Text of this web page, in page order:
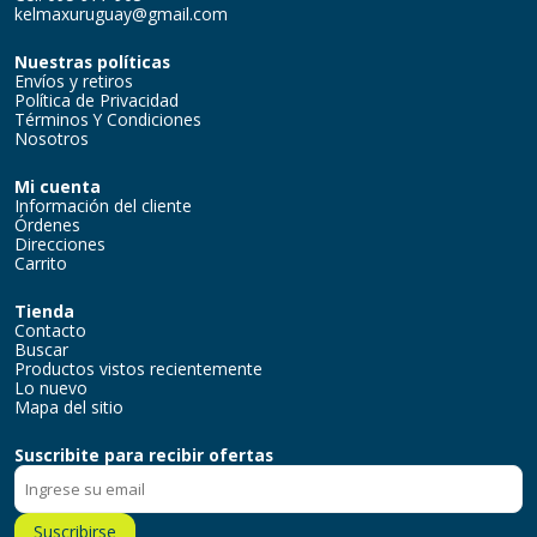
kelmaxuruguay@gmail.com
Nuestras políticas
Envíos y retiros
Política de Privacidad
Términos Y Condiciones
Nosotros
Mi cuenta
Información del cliente
Órdenes
Direcciones
Carrito
Tienda
Contacto
Buscar
Productos vistos recientemente
Lo nuevo
Mapa del sitio
Suscribite para recibir ofertas
Suscribirse